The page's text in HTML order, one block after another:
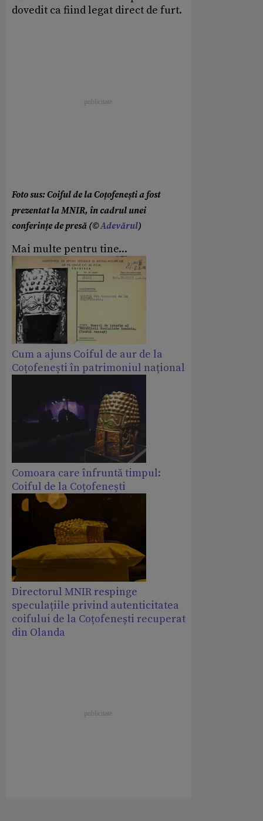
dovedit ca fiind legat direct de furt.
Foto sus: Coiful de la Coțofenești a fost
prezentat la MNIR, în cadrul unei
conferințe de presă (©Adevărul)
Mai multe pentru tine...
Cum a ajuns Coiful de aur de la
Coțofenești în patrimoniul național
Comoara care înfruntă timpul:
Coiful de la Coțofenești
Directorul MNIR respinge
speculațiile privind autenticitatea
coifului de la Coțofenești recuperat
din Olanda